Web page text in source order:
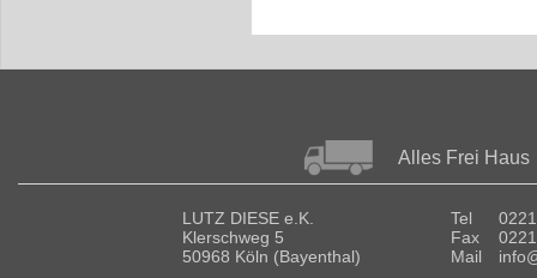
Alles Frei Haus
LUTZ DIESE e.K.
Klerschweg 5
50968 Köln (Bayenthal)
Tel
Fax
Mail